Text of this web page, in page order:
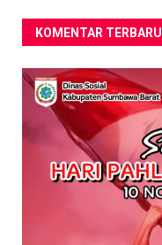
KOMENTAR TERBARU